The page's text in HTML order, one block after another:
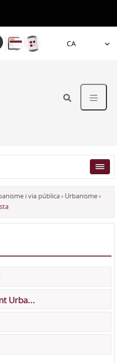
Idioma
i via pública› Urbanisme›
Urba...